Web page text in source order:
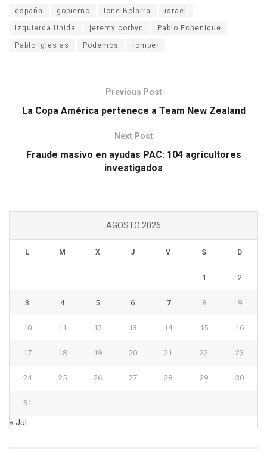
españa gobierno Ione Belarra israel
Izquierda Unida jeremy corbyn Pablo Echenique
Pablo Iglesias Podemos romper
Previous Post
La Copa América pertenece a Team New Zealand
Next Post
Fraude masivo en ayudas PAC: 104 agricultores
investigados
AGOSTO 2026
L M X J V S D
1 2
3 4 5 6 7 8 9
10 11 12 13 14 15 16
17 18 19 20 21 22 23
24 25 26 27 28 29 30
31
« Jul